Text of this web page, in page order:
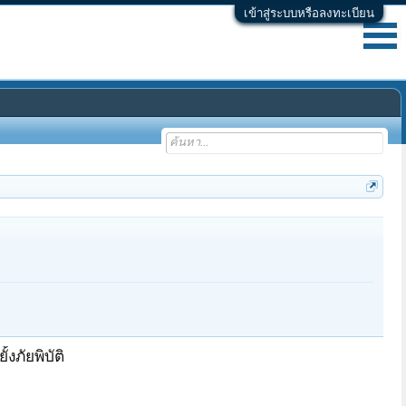
เข้าสู่ระบบหรือลงทะเบียน
งภัยพิบัติ